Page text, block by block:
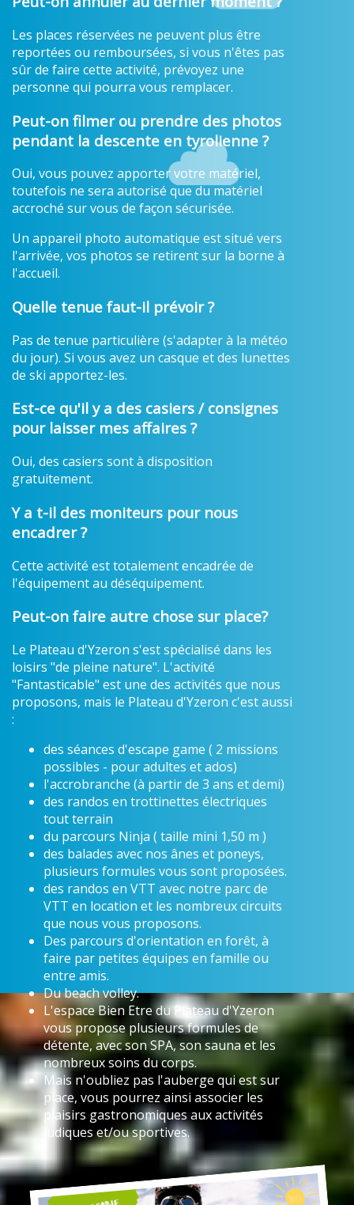
Les places réservées ne peuvent plus être
reportées ou remboursées, si vous n'êtes pas
sûr de faire cette activité, prévoyez une
personne qui pourra vous remplacer.
Peut-on filmer ou prendre des photos
pendant la descente en tyrolienne ?
Oui, vous pouvez apporter votre matériel,
toutefois ne sera autorisé que du matériel
accroché sur vous de façon sécurisée.
Un appareil photo automatique est situé vers
l'arrivée, vos photos se retirent sur la borne à
l'accueil.
Quelle tenue faut-il prévoir ?
Pas de tenue particulière (s'adapter à la météo
du jour). Si vous avez un casque et des lunettes
de ski apportez-les.
Est-ce qu'il y a des casiers / consignes
pour laisser mes affaires ?
Oui, des casiers sont à disposition
gratuitement.
Y a t-il des moniteurs pour nous
encadrer ?
Cette activité est totalement encadrée de
l'équipement au déséquipement.
Peut-on faire autre chose sur place?
Le Plateau d'Yzeron s'est spécialisé dans les
loisirs "de pleine nature". L'activité
"Fantasticable" est une des activités que nous
proposons, mais le Plateau d'Yzeron c'est aussi
:
des séances d'escape game ( 2 missions
possibles - pour adultes et ados)
l'accrobranche (à partir de 3 ans et demi)
des randos en trottinettes électriques
tout terrain
du parcours Ninja ( taille mini 1,50 m )
des balades avec nos ânes et poneys,
plusieurs formules vous sont proposées.
des randos en VTT avec notre parc de
VTT en location et les nombreux circuits
que nous vous proposons.
Des parcours d'orientation en forêt, à
faire par petites équipes en famille ou
entre amis.
Du beach volley.
L'espace Bien Etre du Plateau d'Yzeron
vous propose plusieurs formules de
détente, avec son SPA, son sauna et les
nombreux soins du corps.
Mais n'oubliez pas l'auberge qui est sur
place, vous pourrez ainsi associer les
plaisirs gastronomiques aux activités
ludiques et/ou sportives.